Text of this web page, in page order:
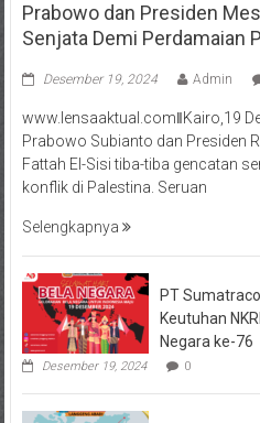
Prabowo dan Presiden
Senjata Demi Perdamaian
Desember 19, 2024 Admin
www.lensaaktual.comǁKairo,19
Prabowo Subianto dan Presiden
Fattah El-Sisi tiba-tiba gencatan
konflik di Palestina. Seruan
Selengkapnya
PT
Keutuhan
Negara ke-76
Desember 19, 2024 0